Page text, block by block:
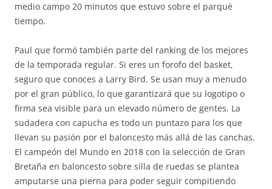
medio campo 20 minutos que estuvo sobre el parqué
tiempo.
Paul que formó también parte del ranking de los mejores
de la temporada regular. Si eres un forofo del basket,
seguro que conoces a Larry Bird. Se usan muy a menudo
por el gran público, lo que garantizará que su logotipo o
firma sea visible para un elevado número de gentes. La
sudadera con capucha es todo un puntazo para los que
llevan su pasión por el baloncesto más allá de las canchas.
El campeón del Mundo en 2018 con la selección de Gran
Bretaña en baloncesto sobre silla de ruedas se plantea
amputarse una pierna para poder seguir compitiendo